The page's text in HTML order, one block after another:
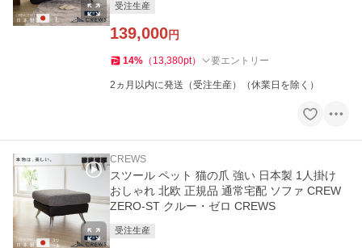
受注生産
139,000円
14% （ 13,380pt） 要エントリー
2ヵ月以内に発送（受注生産）（休業日を除く）
CREWS
スツール ペット 猫の爪 強い 日本製 1人掛け
おしゃれ 北欧 正規品 通常宅配 ソファ CREW
ZERO-ST クルー・ゼロ CREWS
受注生産